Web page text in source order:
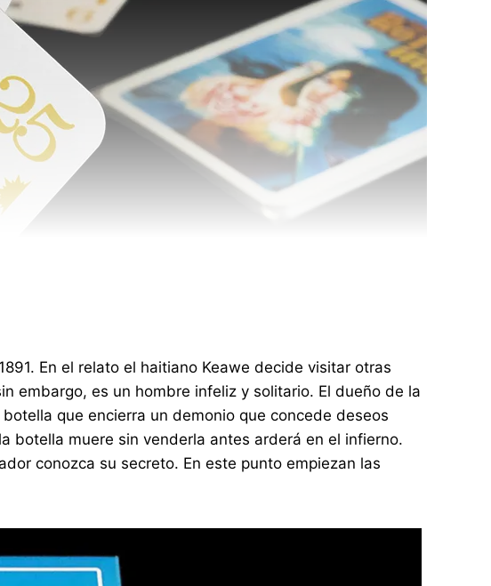
En el relato el haitiano Keawe decide visitar otras
embargo, es un hombre infeliz y solitario. El dueño de la
que encierra un demonio que concede deseos
botella muere sin venderla antes arderá en el infierno.
conozca su secreto. En este punto empiezan las